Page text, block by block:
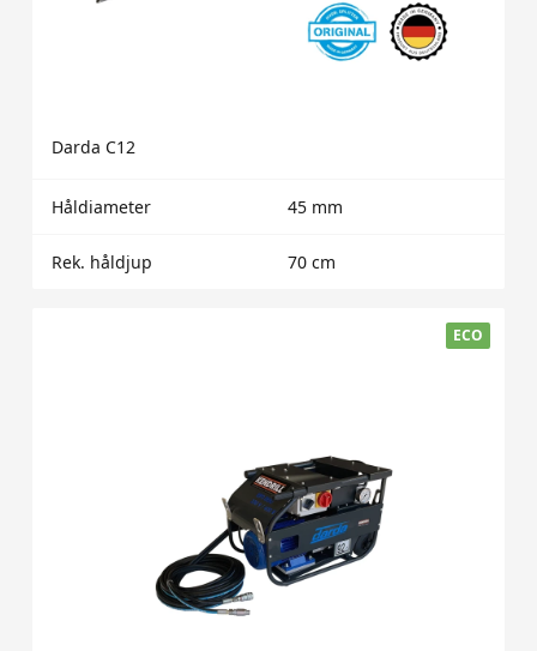
Darda C12
Håldiameter 45 mm
Rek. håldjup 70 cm
ECO